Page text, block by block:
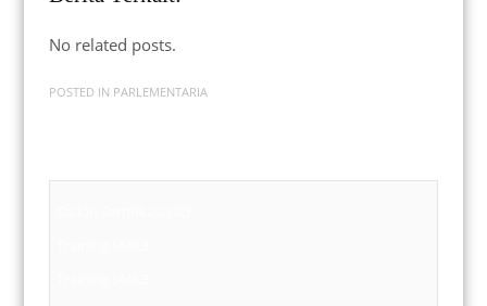
No related posts.
POSTED IN PARLEMENTARIA